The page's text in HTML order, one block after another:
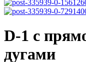
D-1 с
дугами